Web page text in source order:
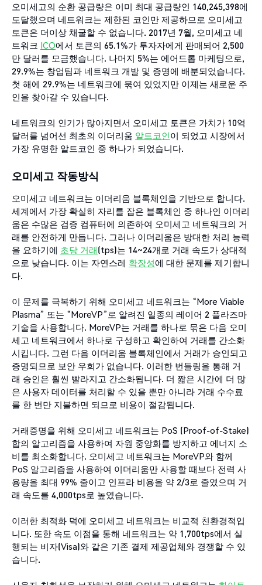
오미세고의 순환 공급량은 이미 최대 공급량인 140,245,398에
도달했으며 네트워크는 제한된 코인만 제공하므로 오미세고
토큰은 더이상 채굴할 수 없습니다. 2017년 7월, 오미세고 네
트워크 ICO에서 토큰의 65.1%가 투자자에게 판매되어 2,500
만 달러를 모금했습니다. 나머지 5%는 에어드롭 마케팅으로,
29.9%는 창업팀과 네트워크 개발 및 증명에 배분되었습니다.
첫 해에 29.9%는 네트워크에 묶여 있었지만 이제는 새로운 주
인을 찾아갈 수 있습니다.
네트워크의 인기가 많아지면서 오미세고 토큰은 가치가 10억
달러를 넘어선 최초의 이더리움 알트코인이 되었고 시장에서
가장 유명한 알트코인 중 하나가 되었습니다.
오미세고 작동방식
오미세고 네트워크는 이더리움 블록체인을 기반으로 합니다.
세계에서 가장 확실히 자리를 잡은 블록체인 중 하나인 이더리
움은 수많은 검증 컴퓨터에 의존하여 오미세고 네트워크의 거
래를 안전하게 만듭니다. 그러나 이더리움은 방대한 처리 능력
을 요하기에 초당 거래(tps)는 14~24개로 거래 속도가 상대적
으로 낮습니다. 이는 자연스레 확장성에 대한 문제를 제기합니
다.
이 문제를 극복하기 위해 오미세고 네트워크는 “More Viable
Plasma” 또는 “MoreVP”로 알려진 일종의 레이어 2 플라즈마
기술을 사용합니다. MoreVP는 거래를 하나로 묶은 다음 오미
세고 네트워크에서 하나로 구성하고 확인하여 거래를 간소화
시킵니다. 그런 다음 이더리움 블록체인에서 거래가 승인되고
증명되므로 보안 우회가 없습니다. 이러한 번들링을 통해 거
래 승인은 훨씬 빨라지고 간소화됩니다. 더 짧은 시간에 더 많
은 사용자 데이터를 처리할 수 있을 뿐만 아니라 거래 수수료
를 한 번만 지불하면 되므로 비용이 절감됩니다.
거래증명을 위해 오미세고 네트워크는 PoS (Proof-of-Stake)
합의 알고리즘을 사용하여 자원 중앙화를 방지하고 에너지 소
비를 최소화합니다. 오미세고 네트워크는 MoreVP와 함께
PoS 알고리즘을 사용하여 이더리움만 사용할 때보다 전력 사
용량을 최대 99% 줄이고 인프라 비용을 약 2/3로 줄였으며 거
래 속도를 4,000tps로 높였습니다.
이러한 최적화 덕에 오미세고 네트워크는 비교적 친환경적입
니다. 또한 속도 이점을 통해 네트워크는 약 1,700tps에서 실
행되는 비자(Visa)와 같은 기존 결제 제공업체와 경쟁할 수 있
습니다.